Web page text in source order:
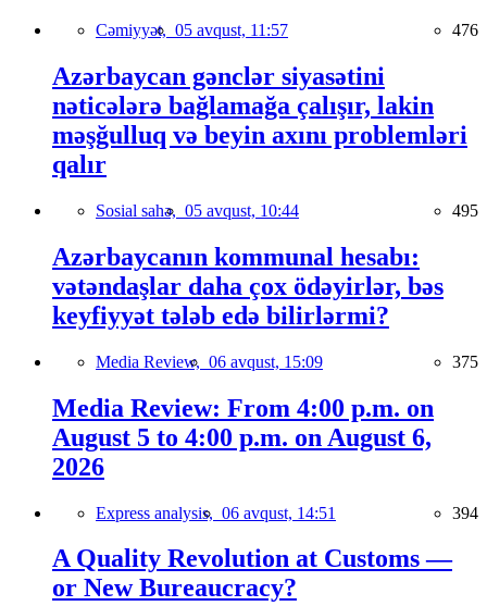
Cəmiyyət, 05 avqust, 11:57 476
Azərbaycan gənclər siyasətini
nəticələrə bağlamağa çalışır, lakin
məşğulluq və beyin axını problemləri
qalır
Sosial sahə, 05 avqust, 10:44 495
Azərbaycanın kommunal hesabı:
vətəndaşlar daha çox ödəyirlər, bəs
keyfiyyət tələb edə bilirlərmi?
Media Review, 06 avqust, 15:09 375
Media Review: From 4:00 p.m. on
August 5 to 4:00 p.m. on August 6,
2026
Express analysis, 06 avqust, 14:51 394
A Quality Revolution at Customs —
or New Bureaucracy?